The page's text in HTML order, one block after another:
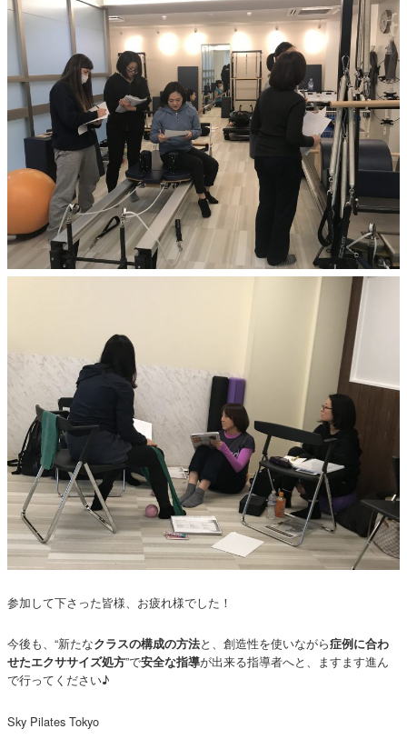
参加して下さった皆様、お疲れ様でした！
今後も、“新たなクラスの構成の方法と、創造性を使いながら症例に合わ
せたエクササイズ処方”で安全な指導が出来る指導者へと、ますます進ん
で行ってください♪
Sky Pilates Tokyo